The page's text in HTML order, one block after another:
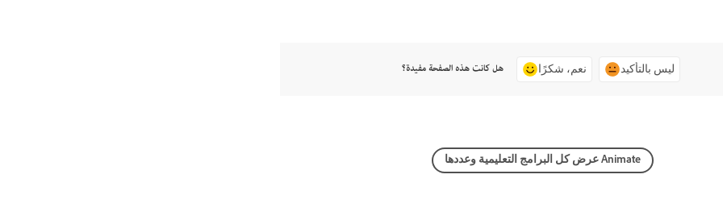
هل كانت هذه الصفحة مفيدة؟ نعم، شكرًا ليس بالتأكيد
عرض كل البرامج التعليمية وعددها Animate